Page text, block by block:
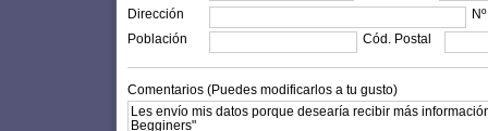
Dirección
Nº
Población
Cód. Postal
Comentarios (Puedes modificarlos a tu gusto)